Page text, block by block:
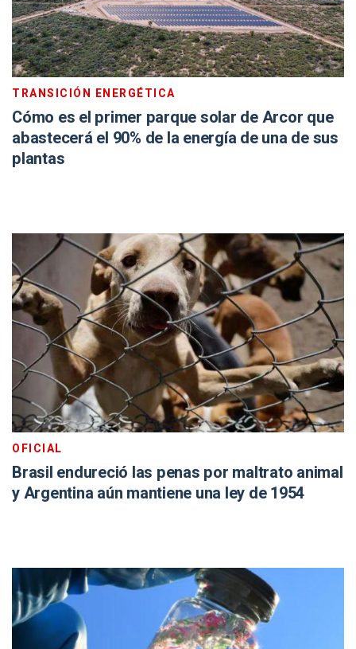
TRANSICIÓN ENERGÉTICA
Cómo es el primer parque solar de Arcor que
abastecerá el 90% de la energía de una de sus
plantas
OFICIAL
Brasil endureció las penas por maltrato animal
y Argentina aún mantiene una ley de 1954